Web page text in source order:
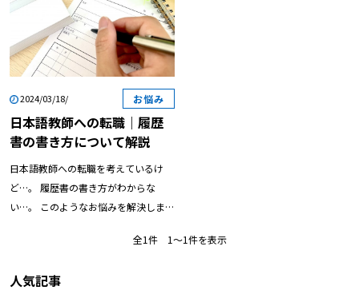
2024/03/18/ お悩み
日本語教師への転職｜履歴
書の書き方について解説
日本語教師への転職を考えているけ
ど…。 履歴書の書き方がわからな
い…。 このようなお悩みを解決しま
職を考えている方に向けて「履歴書の
は「履歴書の書き方の注意点」をご紹
全1件 1〜1件を表示
人気記事